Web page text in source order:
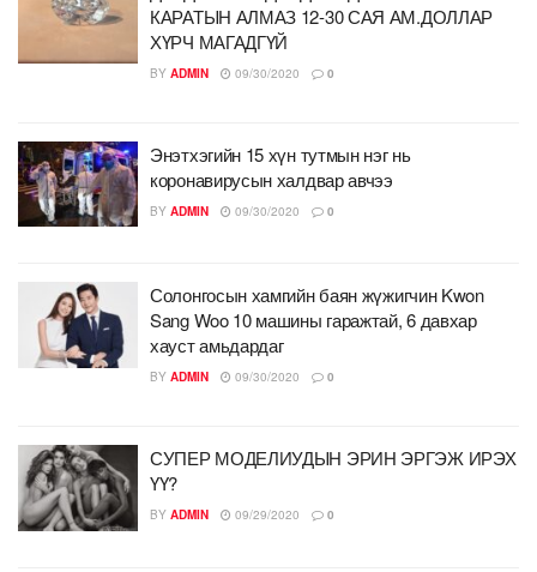
КАРАТЫН АЛМАЗ 12-30 САЯ АМ.ДОЛЛАР
ХҮРЧ МАГАДГҮЙ
BY ADMIN 09/30/2020 0
Энэтхэгийн 15 хүн тутмын нэг нь
коронавирусын халдвар авчээ
BY ADMIN 09/30/2020 0
Солонгосын хамгийн баян жүжигчин Kwon
Sang Woo 10 машины гаражтай, 6 давхар
хауст амьдардаг
BY ADMIN 09/30/2020 0
СУПЕР МОДЕЛИУДЫН ЭРИН ЭРГЭЖ ИРЭХ
ҮҮ?
BY ADMIN 09/29/2020 0